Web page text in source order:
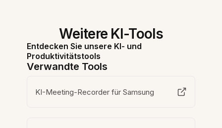
Weitere KI-Tools
Entdecken Sie unsere KI- und
Produktivitätstools
Verwandte Tools
KI-Meeting-Recorder für Samsung